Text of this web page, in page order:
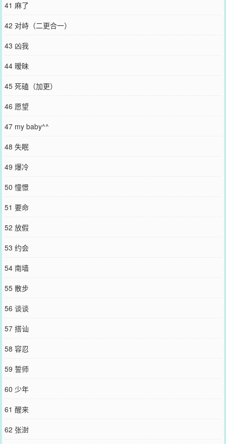
41 麻了
42 对峙（二更合一）
43 凶我
44 暧昧
45 死磕（加更）
46 愿望
47 my baby^^
48 失眠
49 爆冷
50 憧憬
51 要命
52 放假
53 约会
54 南墙
55 散步
56 谈谈
57 搭讪
58 容忍
59 誓师
60 少年
61 醒来
62 张澍